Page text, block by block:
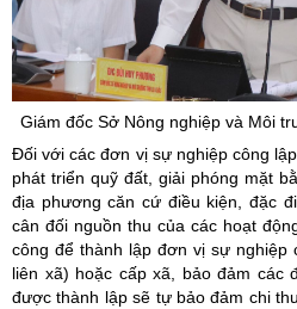
Giám đốc Sở Nông nghiệp và Môi
Đối với các đơn vị sự nghiệp công
phát triển quỹ đất, giải phóng mặt
địa phương căn cứ điều kiện, đặc
cân đối nguồn thu của các hoạt
công để thành lập đơn vị sự
liên xã) hoặc cấp xã, bảo đảm các
được thành lập sẽ tự bảo đảm chi